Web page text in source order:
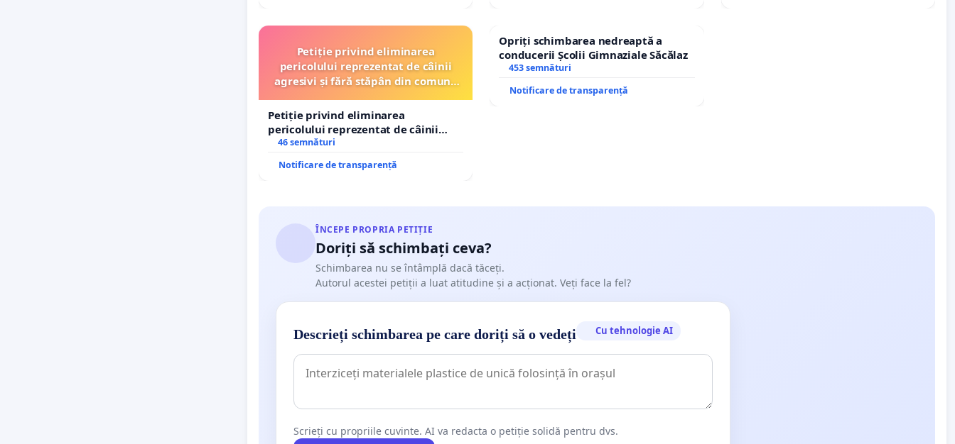
Petiție privind eliminarea
pericolului reprezentat de câinii
agresivi și fără stăpân din comuna
Petiție privind eliminarea
pericolului reprezentat de câinii
agresivi și fără stăpân din comuna
Tunari
46 semnături
Notificare de transparență
Opriți schimbarea nedreaptă a
conducerii Școlii Gimnaziale Săcălaz
453 semnături
Notificare de transparență
ÎNCEPE PROPRIA PETIȚIE
Doriți să schimbați ceva?
Schimbarea nu se întâmplă dacă tăceți.
Autorul acestei petiții a luat atitudine și a acționat. Veți face la fel?
Descrieți schimbarea pe care doriți să o vedeți Cu tehnologie AI
Scrieți cu propriile cuvinte. AI va redacta o petiție solidă pentru dvs.